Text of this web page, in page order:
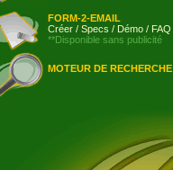
FORM-2-EMAIL
Créer / Specs / Démo / FAQ
**Disponible sans publicité
MOTEUR DE RECHERCHE